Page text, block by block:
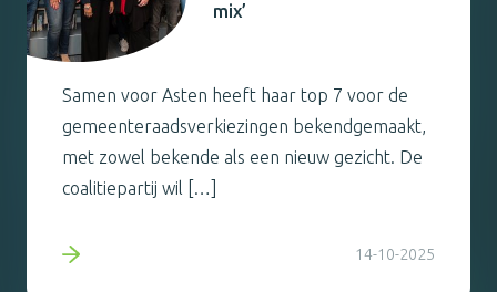
mix’
Samen voor Asten heeft haar top 7 voor de
gemeenteraadsverkiezingen bekendgemaakt,
met zowel bekende als een nieuw gezicht. De
coalitiepartij wil […]
14-10-2025